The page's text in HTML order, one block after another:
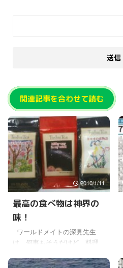
関連記事を合わせて読む
2010/1/11
最高の食べ物は神界の
味！
ワールドメイトの深見先生
は、何事もそうだけど、料理
追求されている。 先日、深見